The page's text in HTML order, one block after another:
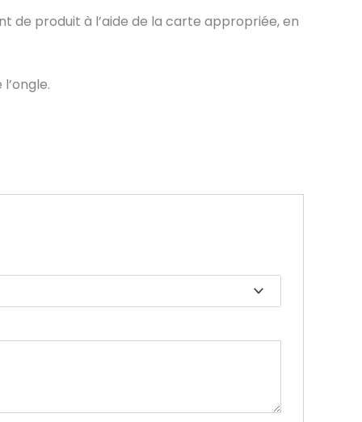
de produit à l’aide de la carte appropriée, en